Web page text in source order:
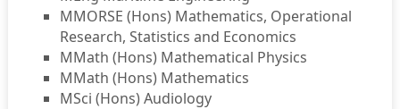
MMORSE (Hons) Mathematics, Operational
Research, Statistics and Economics
MMath (Hons) Mathematical Physics
MMath (Hons) Mathematics
MSci (Hons) Audiology